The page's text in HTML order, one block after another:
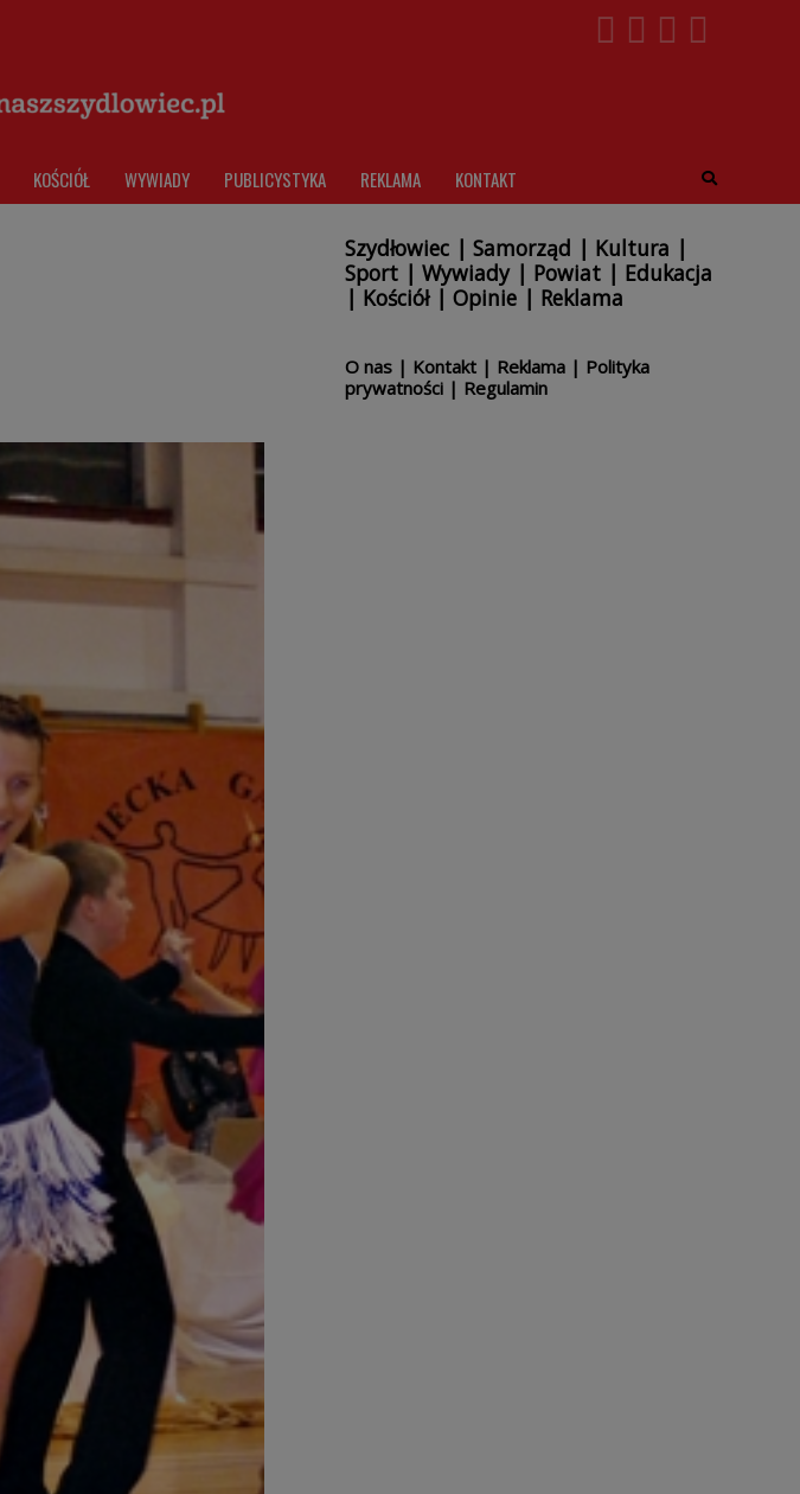
KOŚCIÓŁ WYWIADY PUBLICYSTYKA REKLAMA KONTAKT
Szydłowiec| Samorząd | Kultura |
Sport| Wywiady| Powiat| Edukacja
| Kościół| Opinie| Reklama
O nas| Kontakt| Reklama| Polityka
prywatności| Regulamin